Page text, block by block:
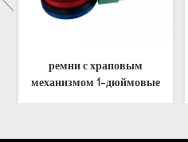
ремни с храповым
механизмом 2-дюймовые